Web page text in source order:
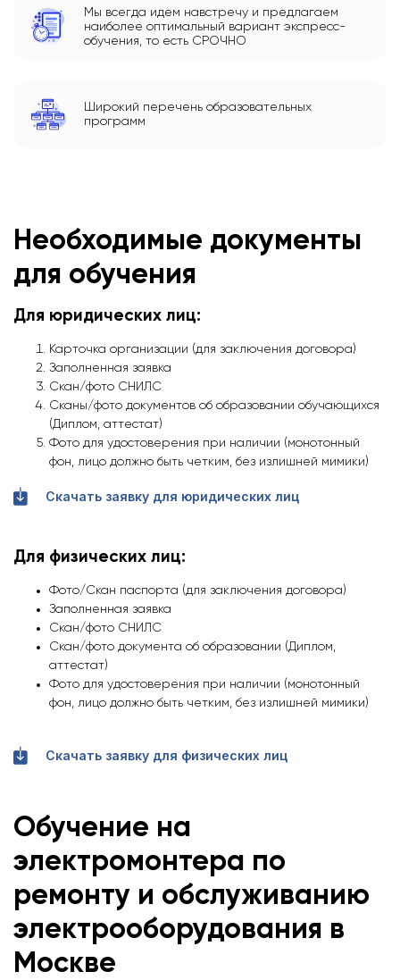
Мы всегда идем навстречу и предлагаем
наиболее оптимальный вариант экспресс-
обучения, то есть СРОЧНО
Широкий перечень образовательных
программ
Необходимые документы
для обучения
Для юридических лиц:
Карточка организации (для заключения договора)
Заполненная заявка
Скан/фото СНИЛС
Сканы/фото документов об образовании обучающихся
(Диплом, аттестат)
Фото для удостоверения при наличии (монотонный
фон, лицо должно быть четким, без излишней мимики)
Скачать заявку для юридических лиц
Для физических лиц:
Фото/Скан паспорта (для заключения договора)
Заполненная заявка
Скан/фото СНИЛС
Скан/фото документа об образовании (Диплом,
аттестат)
Фото для удостоверения при наличии (монотонный
фон, лицо должно быть четким, без излишней мимики)
Скачать заявку для физических лиц
Обучение на
электромонтера по
ремонту и обслуживанию
электрооборудования в
Москве